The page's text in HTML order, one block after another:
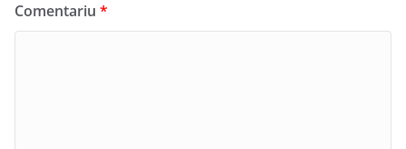
Comentariu *